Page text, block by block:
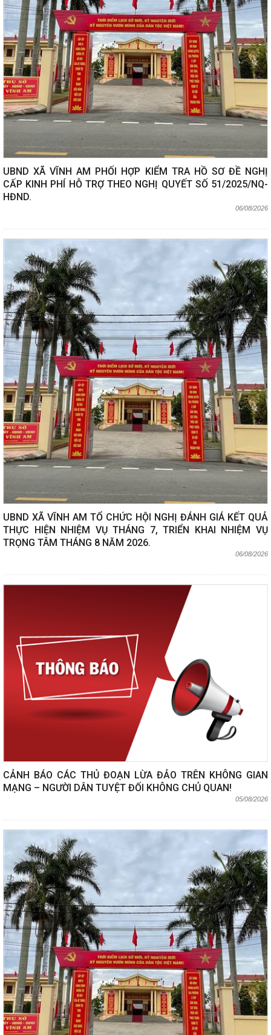
UBND XÃ VĨNH AM PHỐI HỢP KIỂM TRA HỒ SƠ ĐỀ NGHỊ
CẤP KINH PHÍ HỖ TRỢ THEO NGHỊ QUYẾT SỐ 51/2025/NQ-
HĐND.
06/08/2026
UBND XÃ VĨNH AM TỔ CHỨC HỘI NGHỊ ĐÁNH GIÁ KẾT QUẢ
THỰC HIỆN NHIỆM VỤ THÁNG 7, TRIỂN KHAI NHIỆM VỤ
TRỌNG TÂM THÁNG 8 NĂM 2026.
06/08/2026
CẢNH BÁO CÁC THỦ ĐOẠN LỪA ĐẢO TRÊN KHÔNG GIAN
MẠNG – NGƯỜI DÂN TUYỆT ĐỐI KHÔNG CHỦ QUAN!
05/08/2026